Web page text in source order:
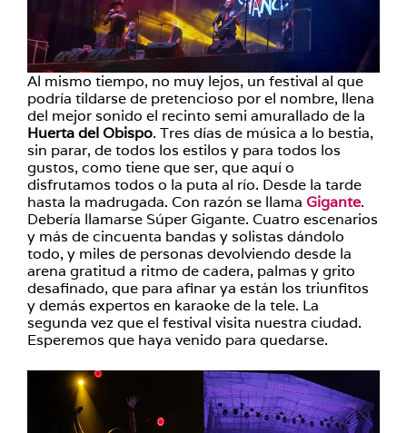
Al mismo tiempo, no muy lejos, un festival al que
podría tildarse de pretencioso por el nombre, llena
del mejor sonido el recinto semi amurallado de la
Huerta del Obispo. Tres días de música a lo bestia,
sin parar, de todos los estilos y para todos los
gustos, como tiene que ser, que aquí o
disfrutamos todos o la puta al río. Desde la tarde
hasta la madrugada. Con razón se llama Gigante.
Debería llamarse Súper Gigante. Cuatro escenarios
y más de cincuenta bandas y solistas dándolo
todo, y miles de personas devolviendo desde la
arena gratitud a ritmo de cadera, palmas y grito
desafinado, que para afinar ya están los triunfitos
y demás expertos en karaoke de la tele. La
segunda vez que el festival visita nuestra ciudad.
Esperemos que haya venido para quedarse.